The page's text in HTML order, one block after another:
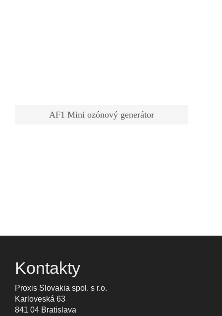
AF1 Mini ozónový generátor
Kontakty
Proxis Slovakia spol. s r.o.
Karloveská 63
841 04 Bratislava